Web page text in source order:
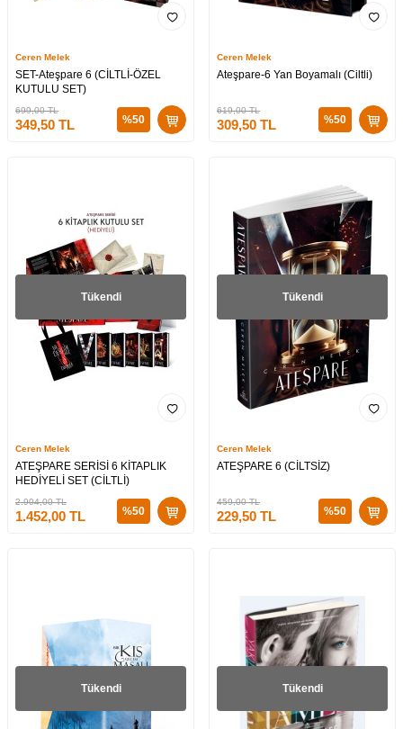
Ceren Melek
SET-Ateşpare 6 (CİLTLİ-ÖZEL
KUTULU SET)
699,00TL
349,50 TL %50
Ceren Melek
Ateşpare-6 Yan Boyamalı (Ciltli)
619,00TL
309,50 TL %50
Tükendi
Ceren Melek
ATEŞPARE SERİSİ 6 KİTAPLIK
HEDİYELİ SET (CİLTLİ)
2.904,00TL
1.452,00 TL %50
Tükendi
Ceren Melek
ATEŞPARE 6 (CİLTSİZ)
459,00TL
229,50 TL %50
Tükendi Tükendi